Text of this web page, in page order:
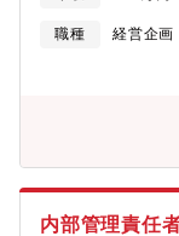
業の新規取引や提
ができます。勤務
職種
経営企画
内部管理責任